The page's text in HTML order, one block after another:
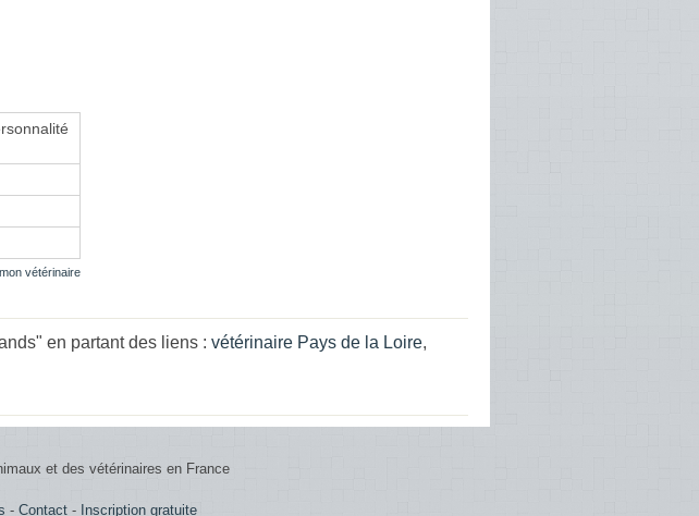
vétérinaire
en partant des liens : vétérinaire Pays de la Loire,
et des vétérinaires en France
- Contact - Inscription gratuite